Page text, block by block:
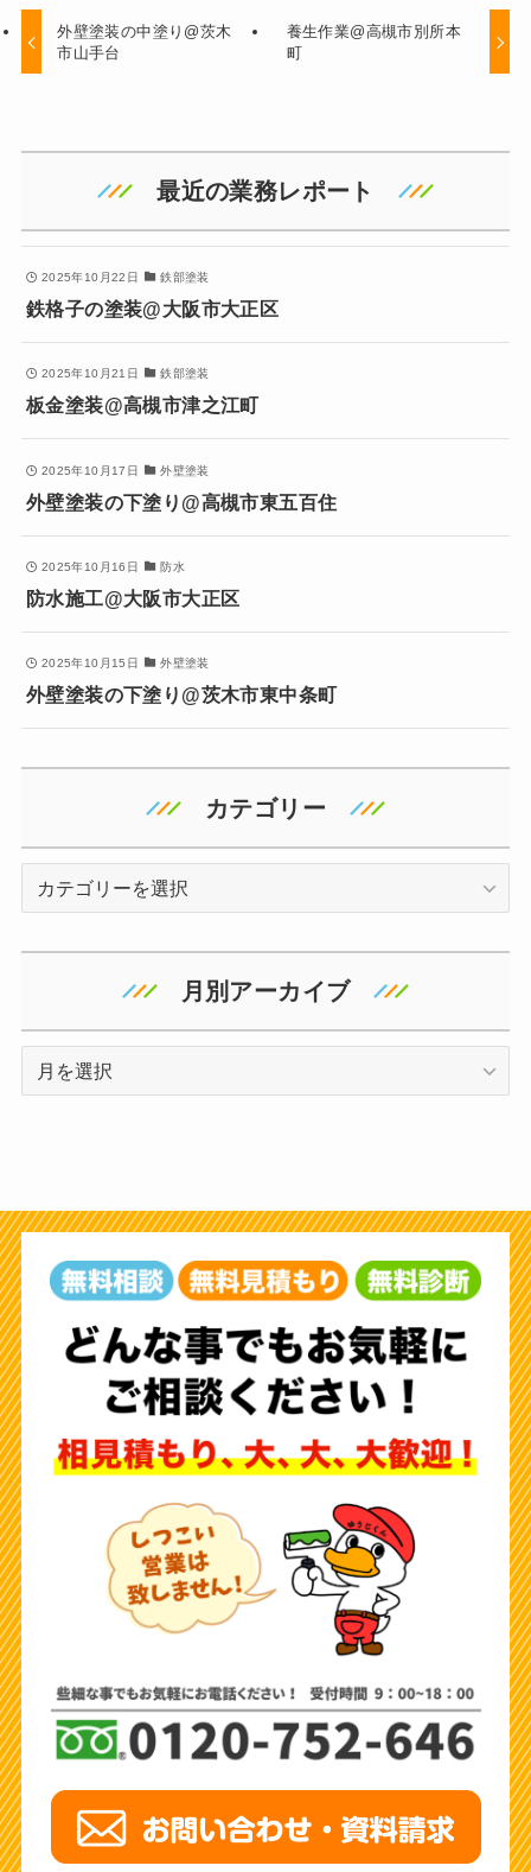
外壁塗装の中塗り@茨木
市山手台
養生作業@高槻市別所本
町
最近の業務レポート
2025年10月22日 鉄部塗装
鉄格子の塗装@大阪市大正区
2025年10月21日 鉄部塗装
板金塗装@高槻市津之江町
2025年10月17日 外壁塗装
外壁塗装の下塗り@高槻市東五百住
2025年10月16日 防水
防水施工@大阪市大正区
2025年10月15日 外壁塗装
外壁塗装の下塗り@茨木市東中条町
カテゴリー
月別アーカイブ